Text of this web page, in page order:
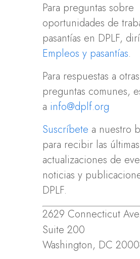
Para preguntas sobre
oportunidades de
pasantías en DPLF,
Empleos y pasantías.
Para respuestas a otras
preguntas comunes,
a info@dplf.org
Suscríbete a nuestro
para recibir las últimas
actualizaciones de
noticias y
DPLF.
2629 Connecticut
Suite 200
Washington, DC